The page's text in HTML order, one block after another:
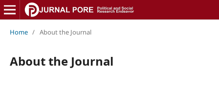
Home / About the Journal
About the Journal